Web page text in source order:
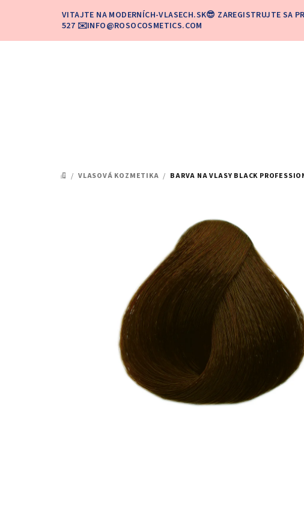
VITAJTE NA MODERNÍCH-VLASECH.SK😎 ZAREGISTRUJTE SA
527 ✉️INFO@ROSOCOSMETICS.COM
DOMOV
/ VLASOVÁ KOZMETIKA / BARVA NA VLASY BLACK